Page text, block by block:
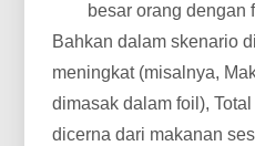
besar orang dengan
Bahkan dalam skenario
meningkat (misalnya,
dimasak dalam foil),
dicerna dari makanan